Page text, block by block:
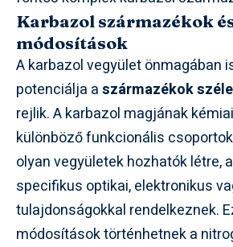
Karbazol származékok
módosítások
A karbazol vegyület önmagában
potenciálja aszármazékok
rejlik. A karbazol magjának
különböző funkcionális
olyan vegyületek hozhatók létre,
specifikus optikai, elektronikus
tulajdonságokkal rendelkeznek.
módosítások történhetnek a